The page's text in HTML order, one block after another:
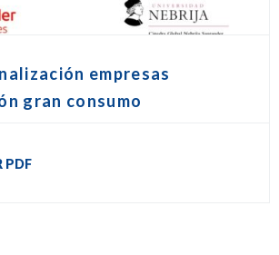
empresas
gran consumo
PDF